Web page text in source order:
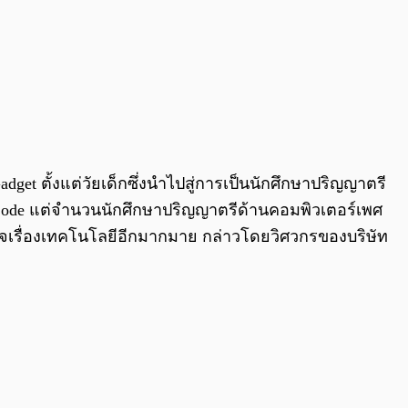
ตั้งแต่วัยเด็กซึ่งนำไปสู่การเป็นนักศึกษาปริญญาตรี
แต่จำนวนนักศึกษาปริญญาตรีด้านคอมพิวเตอร์เพศ
รื่องเทคโนโลยีอีกมากมาย กล่าวโดยวิศวกรของบริษัท